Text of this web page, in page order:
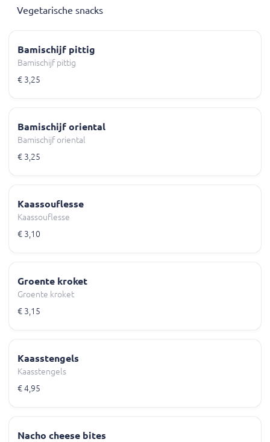
Vegetarische snacks
Bamischijf pittig
Bamischijf pittig
€ 3,25
Bamischijf oriental
Bamischijf oriental
€ 3,25
Kaassouflesse
Kaassouflesse
€ 3,10
Groente kroket
Groente kroket
€ 3,15
Kaasstengels
Kaasstengels
€ 4,95
Nacho cheese bites